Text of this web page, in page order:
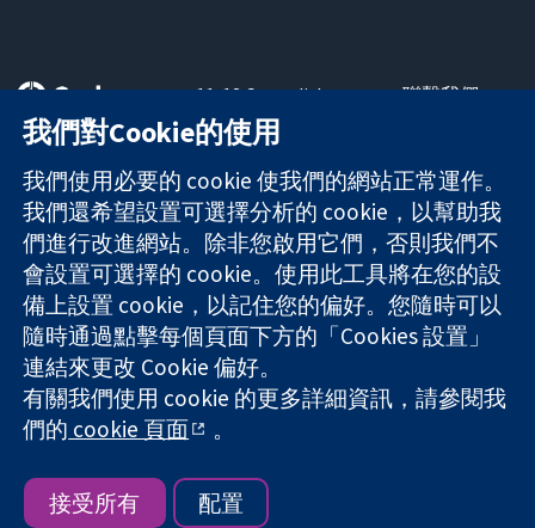
可信任實證
知情決定
更完善的健康照
護
11-13 Cavendish
Square
London
W1G 0AN
United Kingdom
聯繫我們
關於我們
工作機會
Cochrane
Library
The Cochrane Collaboration is a charity (no. 1045921) and a
company limited by guarantee (no. 03044323) registered in
England & Wales. VAT registration number GB 718 2127 49.
版權所有 © 2026 The Cochrane Collaboration
網站條款與條件|免責聲明|隱私權
我們對Cookie的使用
我們使用必要的 cookie 使我們的網站正常運作。
我們還希望設置可選擇分析的 cookie，以幫助我
們進行改進網站。除非您啟用它們，否則我們不
會設置可選擇的 cookie。使用此工具將在您的設
備上設置 cookie，以記住您的偏好。您隨時可以
隨時通過點擊每個頁面下方的「Cookies 設置」
連結來更改 Cookie 偏好。
有關我們使用 cookie 的更多詳細資訊，請參閱我
們的 cookie 頁面 。
接受所有 配置